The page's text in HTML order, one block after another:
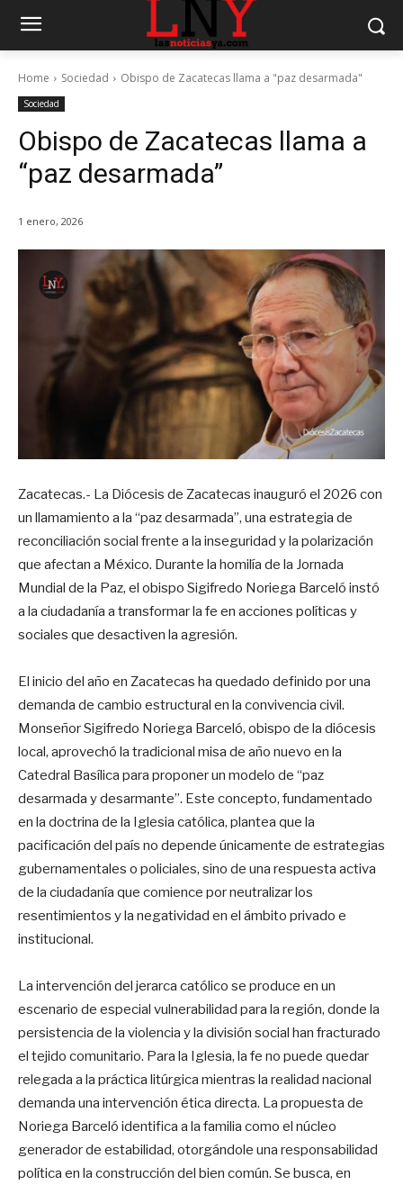
Home Sociedad Obispo de Zacatecas llama a "paz desarmada"
Sociedad
Obispo de Zacatecas llama a
“paz desarmada”
1 enero, 2026
Zacatecas.- La Diócesis de Zacatecas inauguró el 2026 con
un llamamiento a la “paz desarmada”, una estrategia de
reconciliación social frente a la inseguridad y la polarización
que afectan a México. Durante la homilía de la Jornada
Mundial de la Paz, el obispo Sigifredo Noriega Barceló instó
a la ciudadanía a transformar la fe en acciones políticas y
sociales que desactiven la agresión.
El inicio del año en Zacatecas ha quedado definido por una
demanda de cambio estructural en la convivencia civil.
Monseñor Sigifredo Noriega Barceló, obispo de la diócesis
local, aprovechó la tradicional misa de año nuevo en la
Catedral Basílica para proponer un modelo de “paz
desarmada y desarmante”. Este concepto, fundamentado
en la doctrina de la Iglesia católica, plantea que la
pacificación del país no depende únicamente de estrategias
gubernamentales o policiales, sino de una respuesta activa
de la ciudadanía que comience por neutralizar los
resentimientos y la negatividad en el ámbito privado e
institucional.
La intervención del jerarca católico se produce en un
escenario de especial vulnerabilidad para la región, donde la
persistencia de la violencia y la división social han fracturado
el tejido comunitario. Para la Iglesia, la fe no puede quedar
relegada a la práctica litúrgica mientras la realidad nacional
demanda una intervención ética directa. La propuesta de
Noriega Barceló identifica a la familia como el núcleo
generador de estabilidad, otorgándole una responsabilidad
política en la construcción del bien común. Se busca, en